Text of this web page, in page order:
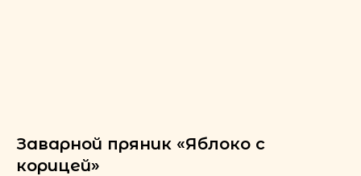
Заварной пряник «Яблоко с
корицей»